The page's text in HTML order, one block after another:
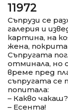
11972
Съпрузи се
галерия и
картина, на
жена,
Съпругата
отминала, но
време пред
съпругата се
попитала:
– Какво чакаш?
– Есента!